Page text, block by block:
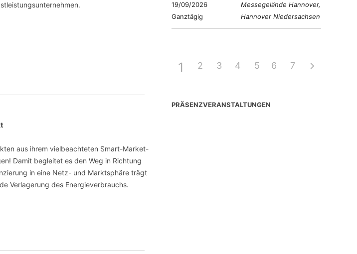
aus ihrem vielbeachteten Smart-Market-
Damit begleitet es den Weg in Richtung
in eine Netz- und Marktsphäre trägt
Verlagerung des Energieverbrauchs.
19/09/2026
Ganztägig
Messegelände Hannover,
Hannover Niedersachsen
1 2 3 4 5 6 7
PRÄSENZVERANSTALTUNGEN